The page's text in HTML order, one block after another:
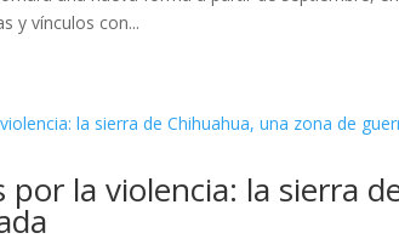
y vínculos con...
por la violencia: la sierra